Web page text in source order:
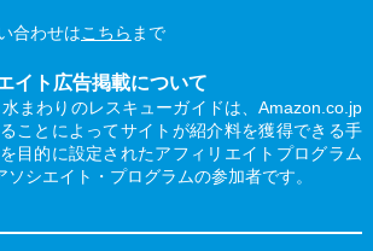
合わせはこちら まで
イト広告掲載について
まわりのレスキューガイドは、Amazon.co.jp
ことによってサイトが紹介料を獲得できる手
目的に設定されたアフィリエイトプログラム
シエイト・プログラムの参加者です。